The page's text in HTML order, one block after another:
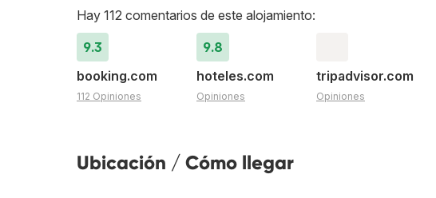
Hay 112 comentarios de este alojamiento:
9.3
booking.com
112 Opiniones
9.8
hoteles.com
Opiniones
tripadvisor.com
Opiniones
Ubicación / Cómo llegar